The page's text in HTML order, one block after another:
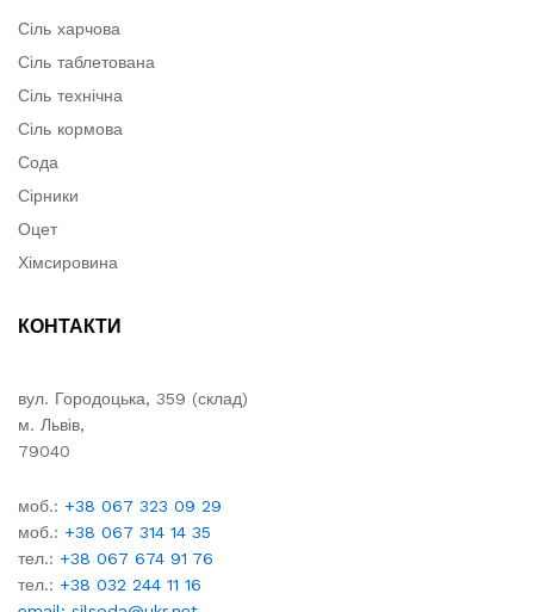
Сіль харчова
Сіль таблетована
Сіль технічна
Сіль кормова
Сода
Сірники
Оцет
Хімсировина
КОНТАКТИ
вул. Городоцька, 359 (склад)
м. Львів,
79040
моб.: +38 067 323 09 29
моб.: +38 067 314 14 35
тел.: +38 067 674 91 76
тел.: +38 032 244 11 16